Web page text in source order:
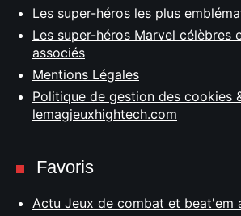
Les super-héros les plus
Les super-héros Marvel célèbres
associés
Mentions Légales
Politique de gestion des cookies
lemagjeuxhightech.com
Favoris
Actu Jeux de combat et beat'em